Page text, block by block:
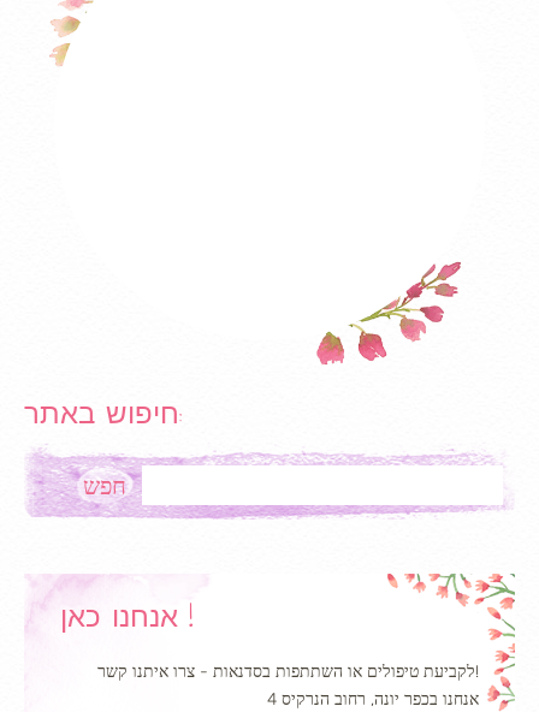
חיפוש באתר:
אנחנו כאן !
לקביעת טיפולים או השתתפות בסדנאות - צרו איתנו קשר!
אנחנו בכפר יונה, רחוב הנרקיס 4